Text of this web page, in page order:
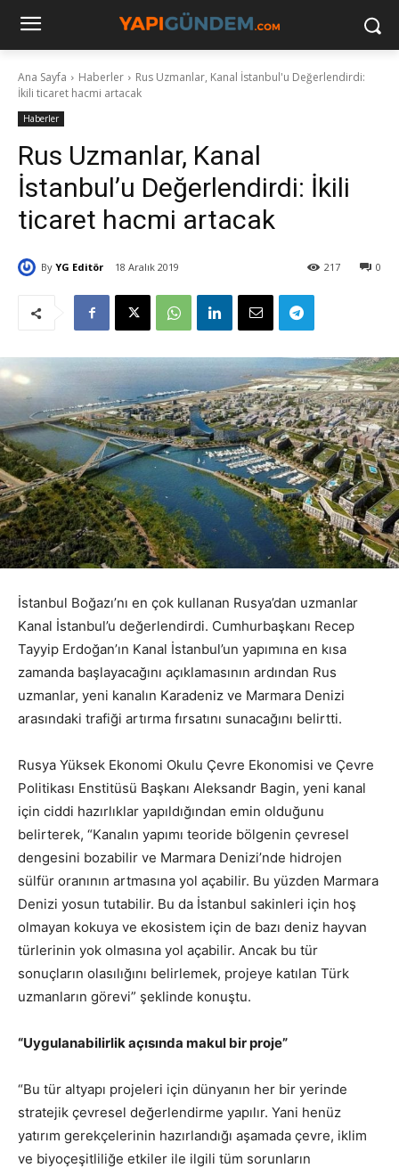
Ana Sayfa Haberler
Rus Uzmanlar, Kanal İstanbul'u Değerlendirdi:
İkili ticaret hacmi artacak
Haberler
Rus Uzmanlar, Kanal
İstanbul’u Değerlendirdi: İkili
ticaret hacmi artacak
By YG Editör 18 Aralık 2019 0
217
İstanbul Boğazı’nı en çok kullanan Rusya’dan uzmanlar
Kanal İstanbul’u değerlendirdi. Cumhurbaşkanı Recep
Tayyip Erdoğan’ın Kanal İstanbul’un yapımına en kısa
zamanda başlayacağını açıklamasının ardından Rus
uzmanlar, yeni kanalın Karadeniz ve Marmara Denizi
arasındaki trafiği artırma fırsatını sunacağını belirtti.
Rusya Yüksek Ekonomi Okulu Çevre Ekonomisi ve Çevre
Politikası Enstitüsü Başkanı Aleksandr Bagin, yeni kanal
için ciddi hazırlıklar yapıldığından emin olduğunu
belirterek, “Kanalın yapımı teoride bölgenin çevresel
dengesini bozabilir ve Marmara Denizi’nde hidrojen
sülfür oranının artmasına yol açabilir. Bu yüzden Marmara
Denizi yosun tutabilir. Bu da İstanbul sakinleri için hoş
olmayan kokuya ve ekosistem için de bazı deniz hayvan
türlerinin yok olmasına yol açabilir. Ancak bu tür
sonuçların olasılığını belirlemek, projeye katılan Türk
uzmanların görevi” şeklinde konuştu.
“Uygulanabilirlik açısında makul bir proje”
“Bu tür altyapı projeleri için dünyanın her bir yerinde
stratejik çevresel değerlendirme yapılır. Yani henüz
yatırım gerekçelerinin hazırlandığı aşamada çevre, iklim
ve biyoçeşitliliğe etkiler ile ilgili tüm sorunların